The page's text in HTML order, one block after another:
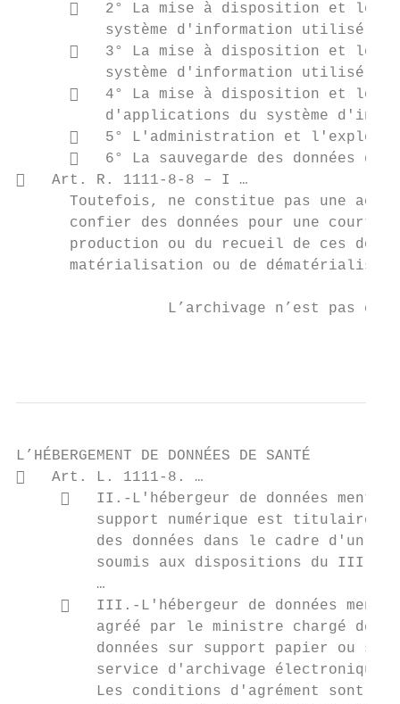
   2° La mise à disposition et le
système d'information utilisé
   3° La mise à disposition et le
système d'information utilisé
   4° La mise à disposition et le
d'applications du système
   5° L'administration et
   6° La sauvegarde des données de
   Art. R. 1111-8-8 – I …
Toutefois, ne constitue pas une
confier des données pour une courte
production ou du recueil de ces
matérialisation ou de
L’archivage n’est pas
L’HÉBERGEMENT DE DONNÉES DE SANTÉ
   Art. L. 1111-8. …
   II.-L'hébergeur de données
support numérique est titulaire
des données dans le cadre d'un
         soumis aux dispositions du III.
         …
   III.-L'hébergeur de données
agréé par le ministre chargé de
données sur support papier ou
         service d'archivage électronique.
Les conditions d'agrément sont